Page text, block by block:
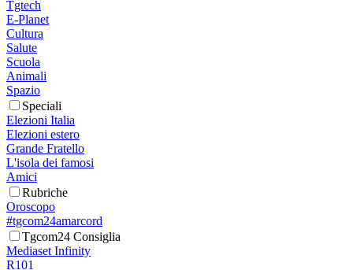
Tgtech
E-Planet
Cultura
Salute
Scuola
Animali
Spazio
Speciali
Elezioni Italia
Elezioni estero
Grande Fratello
L'isola dei famosi
Amici
Rubriche
Oroscopo
#tgcom24amarcord
Tgcom24 Consiglia
Mediaset Infinity
R101